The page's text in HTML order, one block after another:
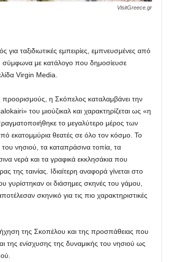
VisitGreece.gr
ταξιδιωτικές εμπειρίες, εμπνευσμένες από
με κατάλογο που δημοσίευσε
Virgin Media.
προορισμούς, η Σκόπελος καταλαμβάνει την
του μιούζικαλ και χαρακτηρίζεται ως «η
το μεγαλύτερο μέρος των
εκατομμύρια θεατές σε όλο τον κόσμο. Το
του νησιού, τα καταπράσινα τοπία, τα
νερά και τα γραφικά εκκλησάκια που
της ταινίας. Ιδιαίτερη αναφορά γίνεται στο
γυρίστηκαν οι διάσημες σκηνές του γάμου,
σκηνικό για τις πιο χαρακτηριστικές
της Σκοπέλου και της προσπάθειας που
της ενίσχυσης της δυναμικής του νησιού ως